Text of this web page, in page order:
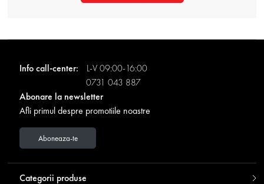
Info call-center:
L-V 09:00-16:00
0731 043 887
Abonare la newsletter
Afli primul despre promotiile noastre
Aboneaza-te
Categorii produse